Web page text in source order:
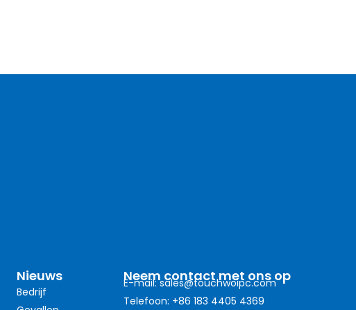
Nieuws
Bedrijf
Neem contact met ons op
E-mail: sales@touchwoipc.com
Telefoon: +86 183 4405 4369